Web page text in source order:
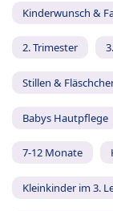
Kinderwunsch &
2. Trimester
Stillen &
Babys Hautpflege
7-12 Monate
Kleinkinder im 3.